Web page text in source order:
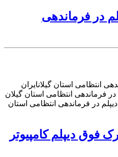
در فرماندهی
انتظامی استان گیلانایران
فرماندهی انتظامی استان گیلان
در فرماندهی انتظامی استان
فوق دیپلم کامپیوتر